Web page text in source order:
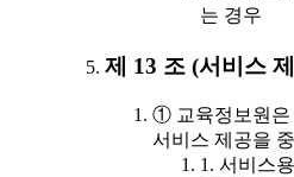
는 경우
제 13 조 (서비스
① 교육정보원은
서비스 제공을
1. 서비스